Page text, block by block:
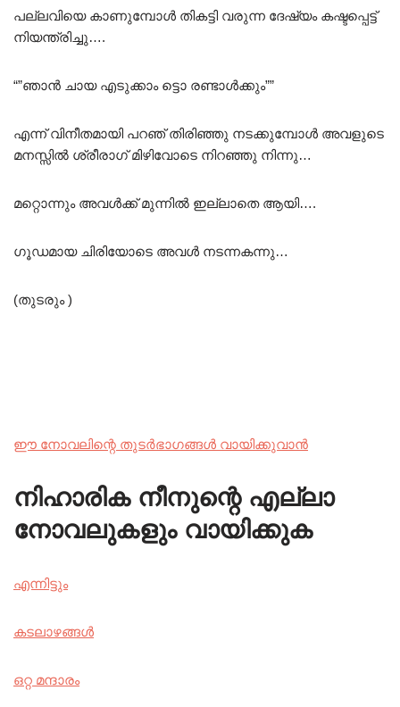
പല്ലവിയെ കാണുമ്പോൾ തികട്ടി വരുന്ന ദേഷ്യം കഷ്ടപ്പെട്ട്
നിയന്ത്രിച്ചു….
“”ഞാൻ ചായ എടുക്കാം ട്ടൊ രണ്ടാൾക്കും””
എന്ന് വിനീതമായി പറഞ് തിരിഞ്ഞു നടക്കുമ്പോൾ അവളുടെ
മനസ്സിൽ ശ്രീരാഗ് മിഴിവോടെ നിറഞ്ഞു നിന്നു…
മറ്റൊന്നും അവൾക്ക് മുന്നിൽ ഇല്ലാതെ ആയി….
ഗൂഡമായ ചിരിയോടെ അവൾ നടന്നകന്നു…
(തുടരും )
ഈ നോവലിന്റെ തുടർഭാഗങ്ങൾ വായിക്കുവാൻ
നിഹാരിക നീനുന്റെ എല്ലാ
നോവലുകളും വായിക്കുക
എന്നിട്ടും
കടലാഴങ്ങൾ
ഒറ്റ മന്ദാരം